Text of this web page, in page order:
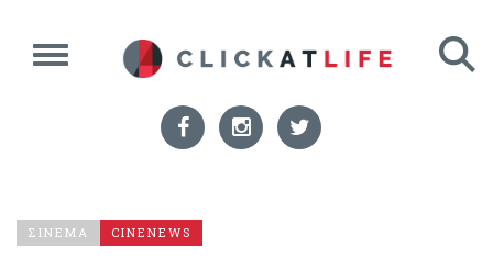
ΣΙΝΕΜΑ CINENEWS